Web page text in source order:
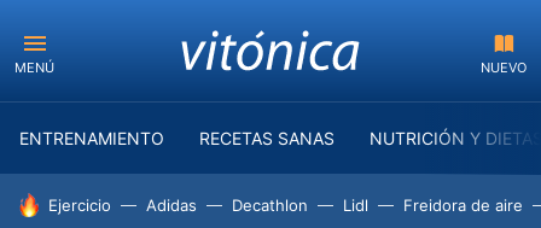
MENÚ NUEVO
ENTRENAMIENTO RECETAS SANAS NUTRICIÓN Y
HOY SE HABLA DE
Ejercicio Adidas Decathlon Lidl Freidora de aire